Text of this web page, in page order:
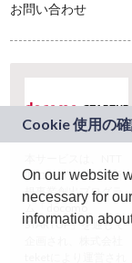
お問い合わせ
ドコモグループの新
規事業創出プログラ
ム「docomo
STARTUP」を通じて
On our website
necessary for
information